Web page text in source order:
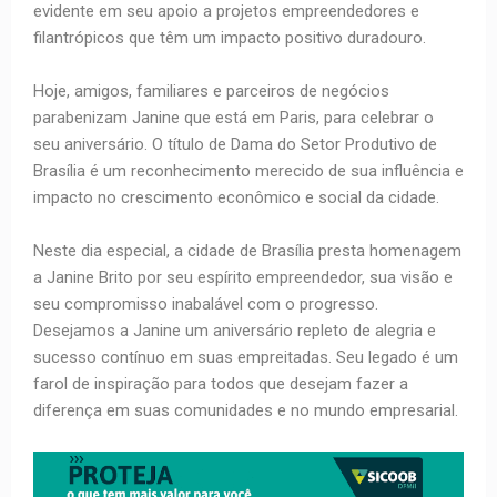
evidente em seu apoio a projetos empreendedores e
filantrópicos que têm um impacto positivo duradouro.
Hoje, amigos, familiares e parceiros de negócios
parabenizam Janine que está em Paris, para celebrar o
seu aniversário. O título de Dama do Setor Produtivo de
Brasília é um reconhecimento merecido de sua influência e
impacto no crescimento econômico e social da cidade.
Neste dia especial, a cidade de Brasília presta homenagem
a Janine Brito por seu espírito empreendedor, sua visão e
seu compromisso inabalável com o progresso.
Desejamos a Janine um aniversário repleto de alegria e
sucesso contínuo em suas empreitadas. Seu legado é um
farol de inspiração para todos que desejam fazer a
diferença em suas comunidades e no mundo empresarial.